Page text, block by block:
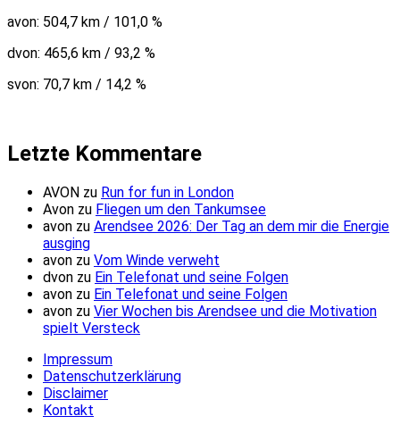
avon: 504,7 km / 101,0 %
dvon: 465,6 km / 93,2 %
svon: 70,7 km / 14,2 %
Letzte Kommentare
AVON zu Run for fun in London
Avon zu Fliegen um den Tankumsee
avon zu Arendsee 2026: Der Tag an dem mir die Energie
ausging
avon zu Vom Winde verweht
dvon zu Ein Telefonat und seine Folgen
avon zu Ein Telefonat und seine Folgen
avon zu Vier Wochen bis Arendsee und die Motivation
spielt Versteck
Impressum
Datenschutzerklärung
Disclaimer
Kontakt